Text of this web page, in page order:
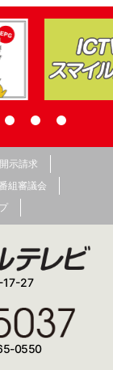
示請求
組審議会
17-27
0550